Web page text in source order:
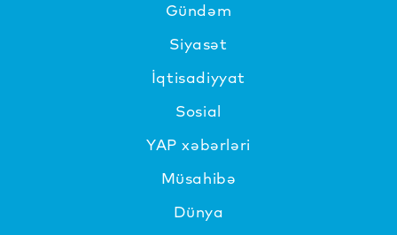
Gündəm
Siyasət
İqtisadiyyat
Sosial
YAP xəbərləri
Müsahibə
Dünya